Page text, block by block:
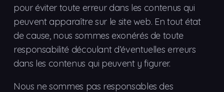
pour éviter toute erreur dans les contenus qui
peuvent apparaître sur le site web. En tout état
de cause, nous sommes exonérés de toute
responsabilité découlant d’éventuelles erreurs
dans les contenus qui peuvent y figurer.
Nous ne sommes pas responsables des